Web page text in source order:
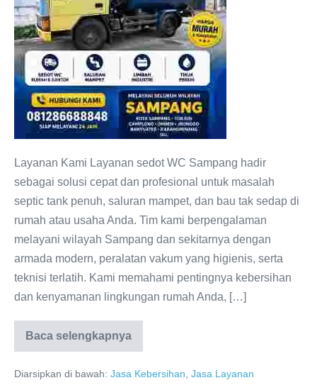
Layanan Kami Layanan sedot WC Sampang hadir
sebagai solusi cepat dan profesional untuk masalah
septic tank penuh, saluran mampet, dan bau tak sedap di
rumah atau usaha Anda. Tim kami berpengalaman
melayani wilayah Sampang dan sekitarnya dengan
armada modern, peralatan vakum yang higienis, serta
teknisi terlatih. Kami memahami pentingnya kebersihan
dan kenyamanan lingkungan rumah Anda, […]
Baca selengkapnya
Sedot
WC
081286688848
Diarsipkan di bawah: Jasa Kebersihan Jasa Layanan